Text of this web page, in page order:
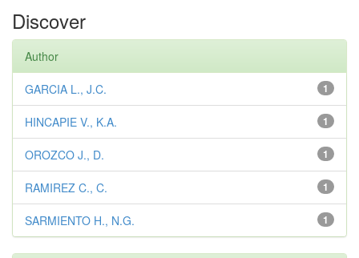
Discover
Author
1
GARCIA L., J.C.
1
HINCAPIE V., K.A.
1
OROZCO J., D.
1
RAMIREZ C., C.
1
SARMIENTO H., N.G.